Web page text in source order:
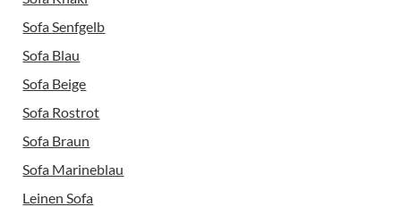
Sofa Senfgelb
Sofa Blau
Sofa Beige
Sofa Rostrot
Sofa Braun
Sofa Marineblau
Leinen Sofa